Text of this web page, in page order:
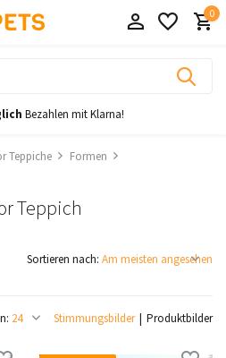
0
Bezahlen mit Klarna!
Teppiche
Formen
Teppich
Stimmungsbilder Produktbilder
Sortieren nach: